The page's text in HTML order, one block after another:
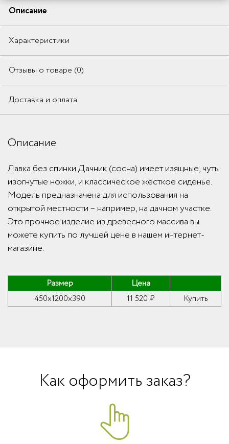
Описание
Характеристики
Отзывы о товаре (0)
Доставка и оплата
Описание
Лавка без спинки Дачник (сосна) имеет изящные, чуть
изогнутые ножки, и классическое жёсткое сиденье.
Модель предназначена для использования на
открытой местности – например, на дачном участке.
Это прочное изделие из древесного массива вы
можете купить по лучшей цене в нашем интернет-
магазине.
Размер
Цена
450x1200x390
11 520 ₽ Купить
Как оформить заказ?